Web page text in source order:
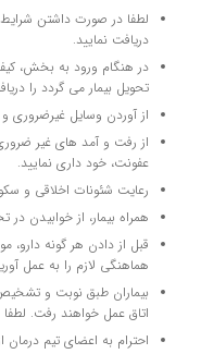
لطفا در صورت داشتن
دریافت نمایید.
در هنگام ورود به بخش،
تحویل بیمار می گردد را
از آوردن وسایل
از رفت و آمد های غیر
عفونت، خود داری نمایید.
رعایت شئونات اخلاقی و
همراه بیمار، از خوابیدن
قبل از دادن هر گونه دارو،
هماهنگی لازم را به عمل
بیماران طبق نوبت و
اتاق عمل خواهند رفت. لطفا
احترام به اعضای تیم